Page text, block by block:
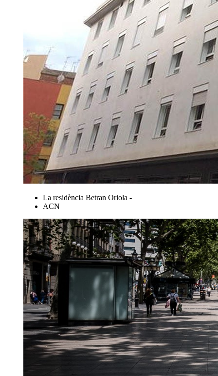
La residència Betran Oriola -
ACN